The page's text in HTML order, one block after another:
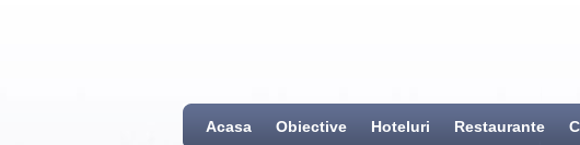
Acasa Obiective Hoteluri Restaurante